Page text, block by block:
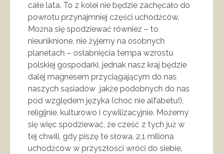
całe lata. To z kolei nie będzie zachęcało do
powrotu przynajmniej części uchodźców.
Można się spodziewać również – to
nieuniknione, nie żyjemy na osobnych
planetach – osłabnięcia tempa wzrostu
polskiej gospodarki, jednak nasz kraj będzie
dalej magnesem przyciągającym do nas
naszych sąsiadów jakże podobnych do nas
pod względem języka (choć nie alfabetu!),
religijnie, kulturowo i cywilizacyjnie. Możemy
się więc spodziewać, że cześć z tych już w
tej chwili, gdy piszę te słowa, 2,1 miliona
uchodźców w przyszłości wróci do siebie,